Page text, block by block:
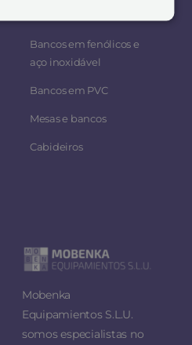
Bancos em fenólicos e
aço inoxidável
Bancos em PVC
Mesas e bancos
Cabideiros
Mobenka
Equipamientos S.L.U.
somos especialistas no